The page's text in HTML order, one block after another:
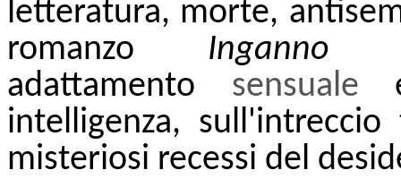
letteratura, morte,
romanzo
adattamento sensuale
intelligenza,
misteriosi recessi del